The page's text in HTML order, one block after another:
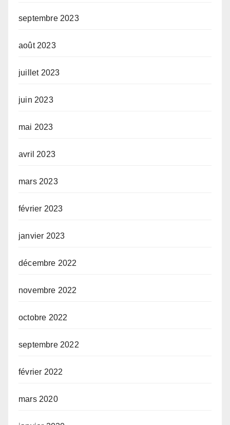
septembre 2023
août 2023
juillet 2023
juin 2023
mai 2023
avril 2023
mars 2023
février 2023
janvier 2023
décembre 2022
novembre 2022
octobre 2022
septembre 2022
février 2022
mars 2020